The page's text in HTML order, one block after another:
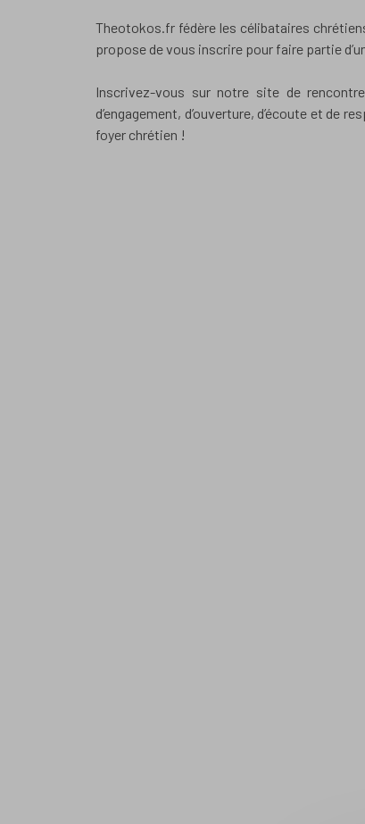
Theotokos.fr fédère les célibataires
propose de vous inscrire pour faire partie
Inscrivez-vous sur notre site de
d’engagement, d’ouverture, d’écoute et
foyer chrétien !